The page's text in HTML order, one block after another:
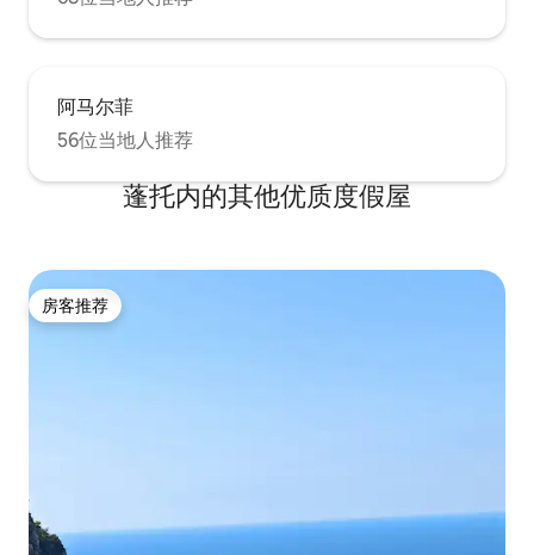
阿马尔菲
56位当地人推荐
蓬托内的其他优质度假屋
房客推荐
房客推荐